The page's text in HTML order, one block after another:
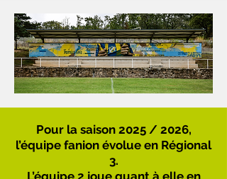
Pour la saison 2025 / 2026,
l’équipe fanion évolue en Régional
3.
L’équipe 2 joue quant à elle en